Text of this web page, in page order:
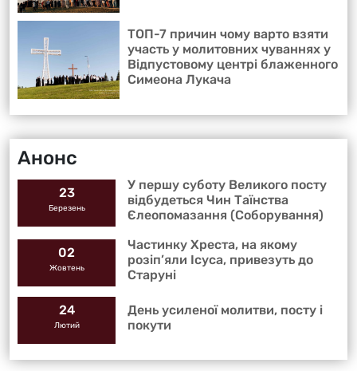
ТОП-7 причин чому варто взяти
участь у молитовних чуваннях у
Відпустовому центрі блаженного
Симеона Лукача
Анонс
23
Березень
У першу суботу Великого посту
відбудеться Чин Таїнства
Єлеопомазання (Соборування)
02
Жовтень
Частинку Хреста, на якому
розіп’яли Ісуса, привезуть до
Старуні
24
Лютий
День усиленої молитви, посту і
покути